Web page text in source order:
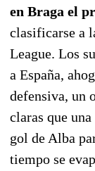
en Braga el
clasificarse a
League. Los
a España,
defensiva, un
claras que
gol de Alba
tiempo se